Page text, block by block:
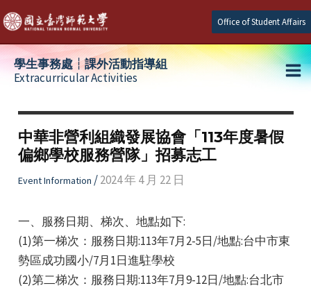
Skip
to
content
Office of Student Affairs
學生事務處┆課外活動指導組
Extracurricular Activities
中華非營利組織發展協會「113年度暑假
偏鄉學校服務營隊」招募志工
Event Information /2024 年 4 月 22 日
一、服務日期、梯次、地點如下:
(1)第一梯次：服務日期:113年7月2-5日/地點:台中市東
勢區成功國小/7月1日進駐學校
(2)第二梯次：服務日期:113年7月9-12日/地點:台北市